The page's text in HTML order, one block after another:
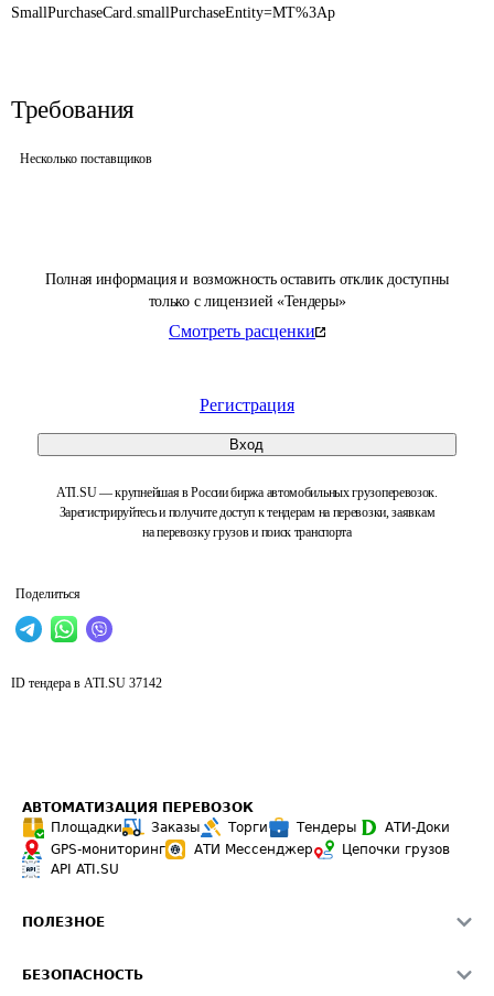
Полная информация и возможность оставить отклик доступны
только с лицензией «Тендеры»
Смотреть расценки
Регистрация
Вход
ATI.SU — крупнейшая в России биржа автомобильных грузоперевозок.
Зарегистрируйтесь и получите доступ к тендерам на перевозки, заявкам
на перевозку грузов и поиск транспорта
Поделиться
SmallPurchaseCard.smallPurchaseEntity=MT%3Ap
Требования
Несколько поставщиков
ID тендера в ATI.SU 37142
АВТОМАТИЗАЦИЯ ПЕРЕВОЗОК
Площадки
Заказы Торги Тендеры
АТИ-Доки
GPS-мониторинг
АТИ Мессенджер
Цепочки грузов
API ATI.SU
ПОЛЕЗНОЕ
БЕЗОПАСНОСТЬ